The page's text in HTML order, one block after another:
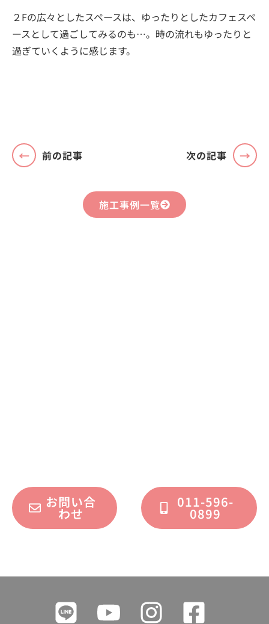
２Fの広々としたスペースは、ゆったりとしたカフェスペ
ースとして過ごしてみるのも…。時の流れもゆったりと
過ぎていくように感じます。
前の記事 次の記事
施工事例一覧
お問い合
わせ
011-596-
0899